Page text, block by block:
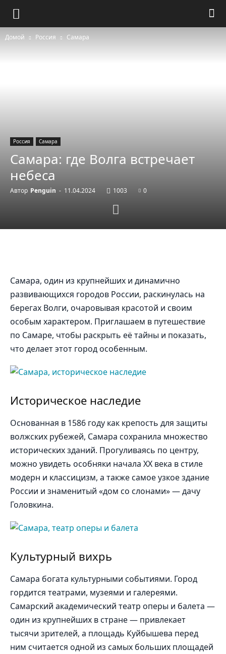
Домой Россия Самара
Россия Самара
Самара: где Волга встречает
небеса
Автор Penguin - 11.04.2024 1003 0
Самара, один из крупнейших и динамично
развивающихся городов России, раскинулась на
берегах Волги, очаровывая красотой и своим
особым характером. Приглашаем в путешествие
по Самаре, чтобы раскрыть её тайны и показать,
что делает этот город особенным.
Историческое наследие
Основанная в 1586 году как крепость для защиты
волжских рубежей, Самара сохранила множество
исторических зданий. Прогуливаясь по центру,
можно увидеть особняки начала XX века в стиле
модерн и классицизм, а также самое узкое здание
России и знаменитый «дом со слонами» — дачу
Головкина.
Культурный вихрь
Самара богата культурными событиями. Город
гордится театрами, музеями и галереями.
Самарский академический театр оперы и балета —
один из крупнейших в стране — привлекает
тысячи зрителей, а площадь Куйбышева перед
ним считается одной из самых больших площадей